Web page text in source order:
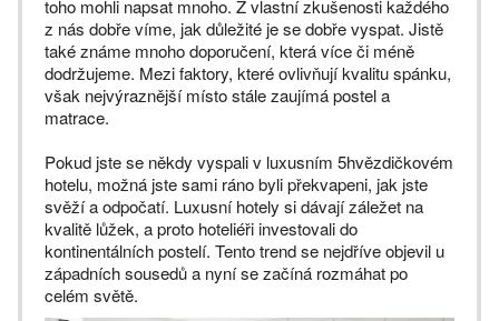
toho mohli napsat mnoho. Z vlastní zkušenosti každého
z nás dobře víme, jak důležité je se dobře vyspat. Jistě
také známe mnoho doporučení, která více či méně
dodržujeme. Mezi faktory, které ovlivňují kvalitu spánku,
však nejvýraznější místo stále zaujímá postel a
matrace.
Pokud jste se někdy vyspali v luxusním 5hvězdičkovém
hotelu, možná jste sami ráno byli překvapeni, jak jste
svěží a odpočatí. Luxusní hotely si dávají záležet na
kvalitě lůžek, a proto hoteliéři investovali do
kontinentálních postelí. Tento trend se nejdříve objevil u
západních sousedů a nyní se začíná rozmáhat po
celém světě.